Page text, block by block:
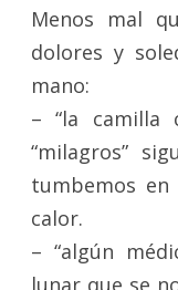
Menos mal
dolores y
mano:
– “la camilla
“milagros”
tumbemos en
calor.
– “algún
lunar que se